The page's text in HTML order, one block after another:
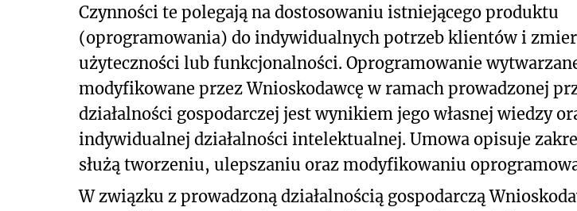
Czynności te polegają na dostosowaniu istniejącego produktu
(oprogramowania) do indywidualnych potrzeb klientów i
użyteczności lub funkcjonalności. Oprogramowanie
modyfikowane przez Wnioskodawcę w ramach prowadzonej
działalności gospodarczej jest wynikiem jego własnej wiedzy
indywidualnej działalności intelektualnej. Umowa opisuje
służą tworzeniu, ulepszaniu oraz modyfikowaniu
W związku z prowadzoną działalnością gospodarczą